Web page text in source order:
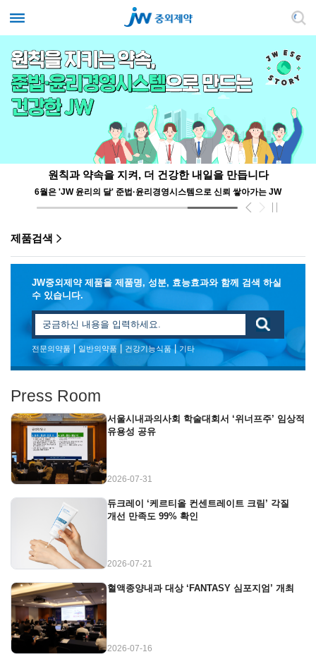
생물·화학 빅데이터와 자율 연구의 만남, AI 통합 플랫폼 '제이웨이브(JWave)'
지구를 위한 건강한 약(藥)속!
올바른 의약품 폐기로 지구 생명 살리는 JW
여름철 모발·두피 고민, 집에서 간편하게 케어해요!
JW신약 듀크레이 ‘네옵타이드 엑스퍼트’ 뷰티클래스 현장
원칙과 약속을 지켜, 더 건강한 내일을 만듭니다
6월은 'JW 윤리의 달' 준법·윤리경영시스템으로 신뢰 쌓아가는 JW
제품검색
JW중외제약 제품을 제품명, 성분, 효능효과와 함께 검색 하실
수 있습니다.
전문의약품 일반의약품 건강기능식품| 기타
Press Room
서울시내과의사회 학술대회서 ‘위너프주’ 임상적
유용성 공유
2026-07-31
듀크레이 ‘케르티올 컨센트레이트 크림’ 각질
개선 만족도 99% 확인
2026-07-21
혈액종양내과 대상 ‘FANTASY 심포지엄’ 개최
2026-07-16